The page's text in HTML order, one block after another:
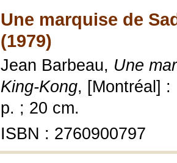
Une marquise de
(1979)
Jean Barbeau, Une
King-Kong, [Montréal] :
p. ; 20 cm.
ISBN : 2760900797